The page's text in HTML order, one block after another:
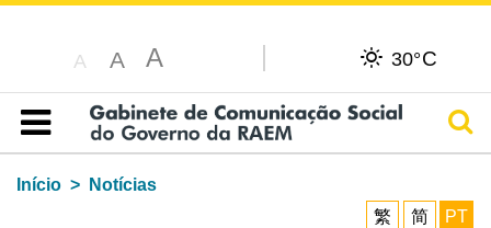
A A A 30°C
Índice
Início
Notícias
繁
简 PT